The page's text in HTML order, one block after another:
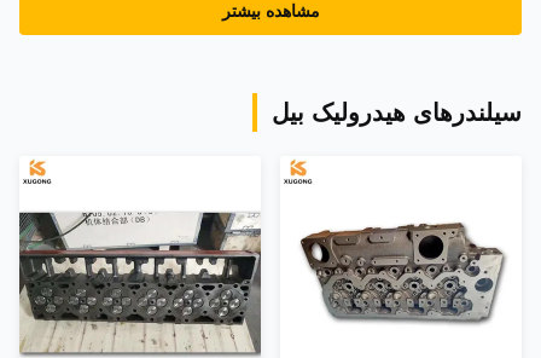
مشاهده بیشتر
سیلندرهای هیدرولیک بیل